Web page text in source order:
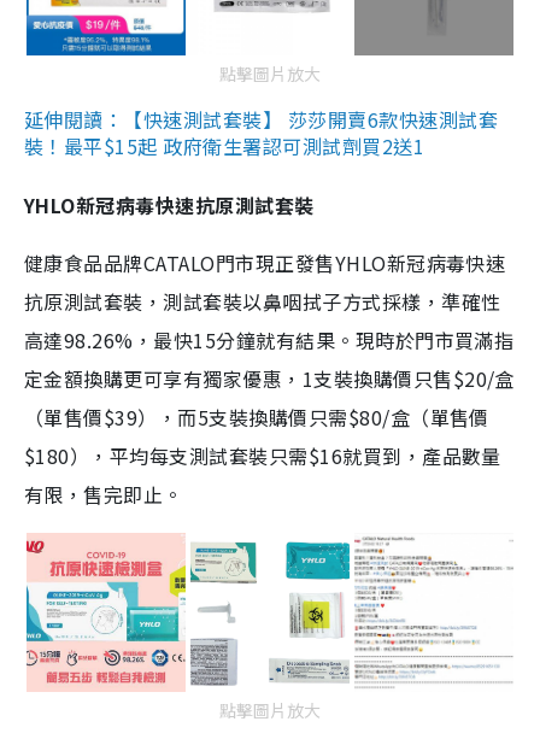
點擊圖片放大
延伸閱讀：【快速測試套裝】 莎莎開賣6款快速測試套
裝！最平$15起 政府衛生署認可測試劑買2送1
YHLO新冠病毒快速抗原測試套裝
健康食品品牌CATALO門市現正發售YHLO新冠病毒快速
抗原測試套裝，測試套裝以鼻咽拭子方式採樣，準確性
高達98.26%，最快15分鐘就有結果。現時於門市買滿指
定金額換購更可享有獨家優惠，1支裝換購價只售$20/盒
（單售價$39），而5支裝換購價只需$80/盒（單售價
$180），平均每支測試套裝只需$16就買到，產品數量
有限，售完即止。
點擊圖片放大